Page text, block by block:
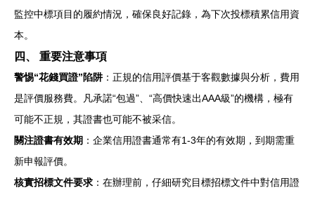
監控中標項目的履約情況，確保良好記錄，為下次投標積累信用資
本。
四、 重要注意事項
警惕“花錢買證”陷阱：正規的信用評價基于客觀數據與分析，費用
是評價服務費。凡承諾“包過”、“高價快速出AAA級”的機構，極有
可能不正規，其證書也可能不被采信。
關注證書有效期 ：企業信用證書通常有1-3年的有效期，到期需重
新申報評價。
核實招標文件要求 ：在辦理前，仔細研究目標招標文件中對信用證